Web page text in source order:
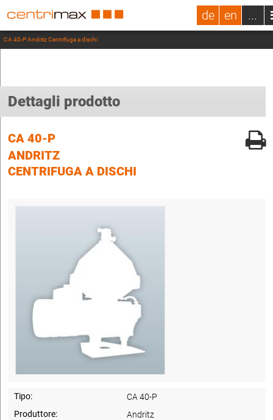
de en ...
CA 40-P Andritz Centrifuga a dischi
Dettagli prodotto
CA 40-P
ANDRITZ
CENTRIFUGA A DISCHI
Tipo:
CA 40-P
Produttore:
Andritz